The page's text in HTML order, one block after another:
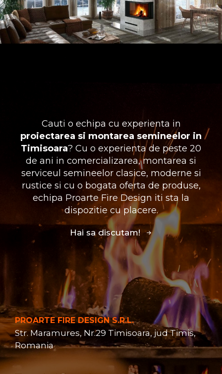
Cauti o echipa cu experienta in
proiectarea si montarea semineelor in
Timisoara? Cu o experienta de peste 20
de ani in comercializarea, montarea si
serviceul semineelor clasice, moderne si
rustice si cu o bogata oferta de produse,
echipa Proarte Fire Design iti sta la
dispozitie cu placere.
Hai sa discutam!
PROARTE FIRE DESIGN S.R.L.
Str. Maramures, Nr.29 Timisoara, jud Timis,
Romania